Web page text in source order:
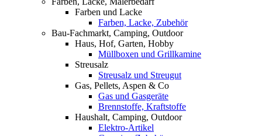
Farben und Lacke
Farben, Lacke, Zubehör
Bau-Fachmarkt, Camping, Outdoor
Haus, Hof, Garten, Hobby
Müllboxen und Grillkamine
Streusalz
Streusalz und Streugut
Gas, Pellets, Aspen & Co
Gas und Gasgeräte
Brennstoffe, Kraftstoffe
Haushalt, Camping, Outdoor
Elektro-Artikel